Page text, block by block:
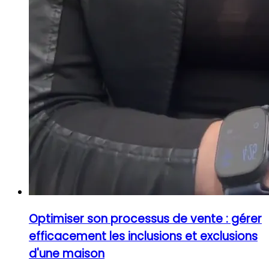
Optimiser son processus de vente : gérer
efficacement les inclusions et exclusions
d'une maison